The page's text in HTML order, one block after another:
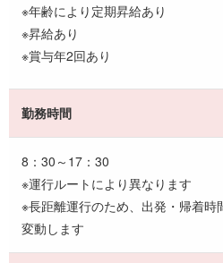
※年齢により定期昇給あり
※昇給あり
※賞与年2回あり
勤務時間
8：30～17：30
※運行ルートにより異なります
※長距離運行のため、出発・帰着時
変動します